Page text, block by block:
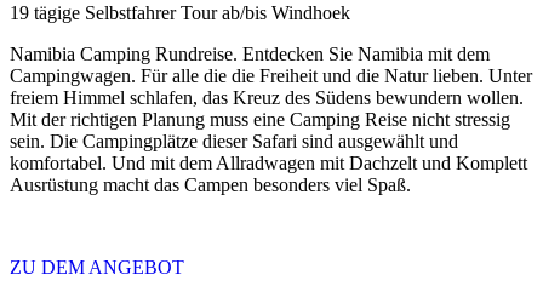
19 tägige Selbstfahrer Tour ab/bis Windhoek
Namibia Camping Rundreise. Entdecken Sie Namibia mit dem
Campingwagen. Für alle die die Freiheit und die Natur lieben. Unter
freiem Himmel schlafen, das Kreuz des Südens bewundern wollen.
Mit der richtigen Planung muss eine Camping Reise nicht stressig
sein. Die Campingplätze dieser Safari sind ausgewählt und
komfortabel. Und mit dem Allradwagen mit Dachzelt und Komplett
Ausrüstung macht das Campen besonders viel Spaß.
ZU DEM ANGEBOT